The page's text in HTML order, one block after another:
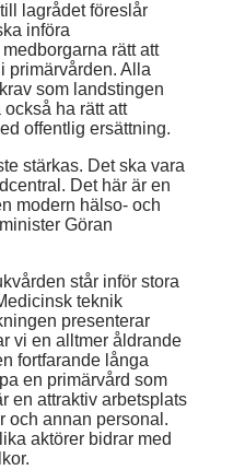
lagrådet föreslår
införa
rätt att
primärvården. Alla
som landstingen
ha rätt att
offentlig ersättning.
stärkas. Det ska vara
Det här är en
modern hälso- och
Göran
står inför stora
teknik
presenterar
vi en alltmer åldrande
fortfarande långa
en primärvård som
en attraktiv arbetsplats
och annan personal.
aktörer bidrar med